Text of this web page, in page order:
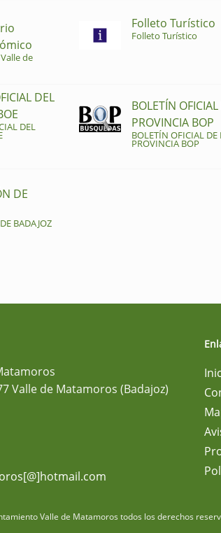
de
Folleto Turístico
Folleto Turístico
DEL
DEL
BOLETÍN
PROVINCIA BOP
BOLETÍN OFICIAL DE
PROVINCIA BOP
DE
BADAJOZ
Valle de Matamoros (Badajoz)
Valle de Matamoros todos los derechos